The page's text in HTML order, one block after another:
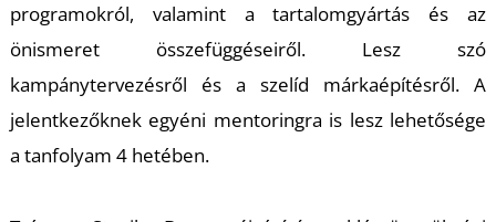
programokról, valamint a tartalomgyártás és az
önismeret összefüggéseiről. Lesz szó
kampánytervezésről és a szelíd márkaépítésről. A
jelentkezőknek egyéni mentoringra is lesz lehetősége
a tanfolyam 4 hetében.